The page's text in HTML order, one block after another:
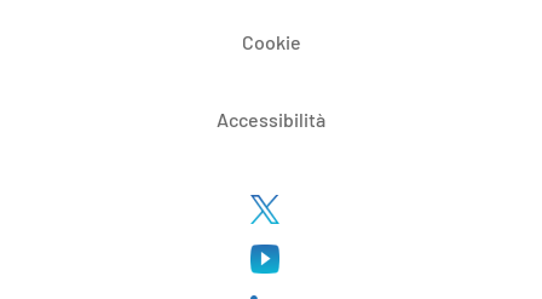
Cookie
Accessibilità